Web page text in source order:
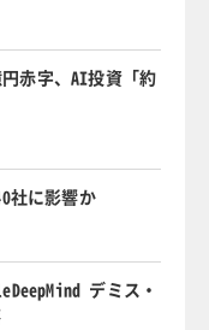
円赤字、AI投資「約
社に影響か
デミス・